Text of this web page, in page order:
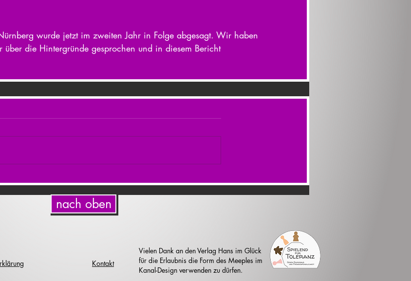
wurde jetzt im zweiten Jahr in Folge abgesagt. Wir haben
über die Hintergründe gesprochen und in diesem Bericht
nach oben
Kontakt
Vielen Dank an den Verlag Hans im Glück
für die Erlaubnis die Form des Meeples im
Kanal-Design verwenden zu dürfen.